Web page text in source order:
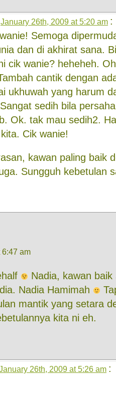
January 26th, 2009 at 5:20 am :
Semoga
dan di akhirat sana.
cik wanie? heheheh.
cantik dengan
ukhuwah yang harum
sedih bila
Ok. tak mau sedih2.
Cik wanie!
kawan paling baik
Sungguh kebetulan
am
Nadia, kawan
Nadia Hamimah
mantik yang setara
kita ni eh.
26th, 2009 at 5:26 am :